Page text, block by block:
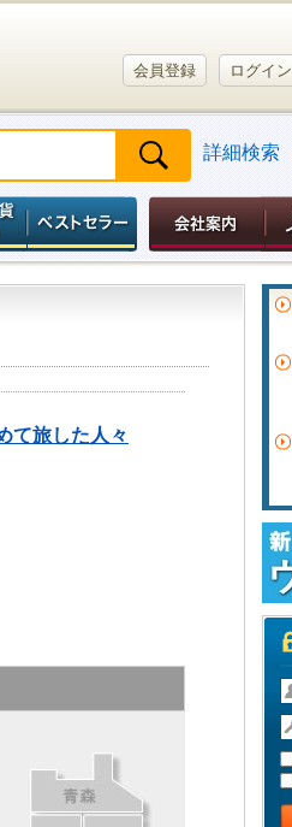
会員登録 ログイン
詳細検索
て旅した人々